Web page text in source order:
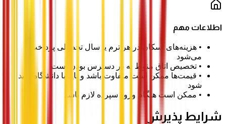
اطلاعات مهم
• هزینه‌های اسکان در هر ترم یا سال تحصیلی پرداخت
می‌شود
• تخصیص اتاق منوط به در دسترس بودن است
• قیمت‌ها ممکن است متفاوت باشد و باید با دانشگاه تأیید
شود
• ممکن است هنگام ورود سپرده لازم باشد
شرایط پذیرش